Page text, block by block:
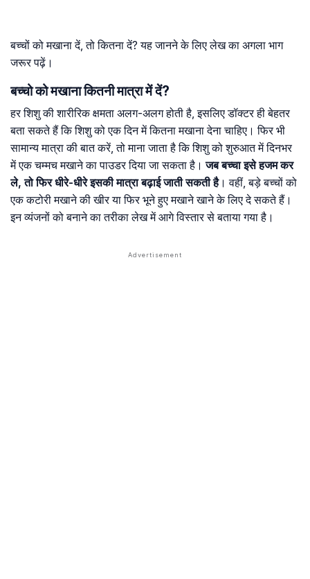
बच्चों को मखाना दें, तो कितना दें? यह जानने के लिए लेख का अगला भाग
जरूर पढ़ें।
बच्चो को मखाना कितनी मात्रा में दें?
हर शिशु की शारीरिक क्षमता अलग-अलग होती है, इसलिए डॉक्टर ही बेहतर
बता सकते हैं कि शिशु को एक दिन में कितना मखाना देना चाहिए। फिर भी
सामान्य मात्रा की बात करें, तो माना जाता है कि शिशु को शुरुआत में दिनभर
में एक चम्मच मखाने का पाउडर दिया जा सकता है।जब बच्चा इसे हजम कर
ले, तो फिर धीरे-धीरे इसकी मात्रा बढ़ाई जाती सकती है। वहीं, बड़े बच्चों को
एक कटोरी मखाने की खीर या फिर भूने हुए मखाने खाने के लिए दे सकते हैं।
इन व्यंजनों को बनाने का तरीका लेख में आगे विस्तार से बताया गया है।